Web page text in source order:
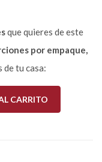
que quieres de este
por empaque,
de tu casa:
CARRITO